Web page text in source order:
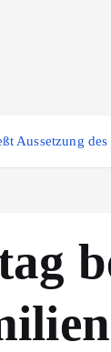
Aussetzung